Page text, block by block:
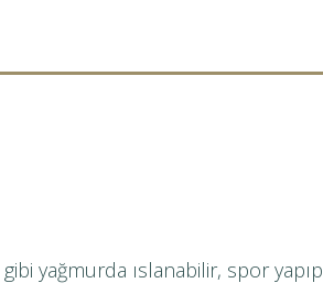
yağmurda ıslanabilir, spor yapıp